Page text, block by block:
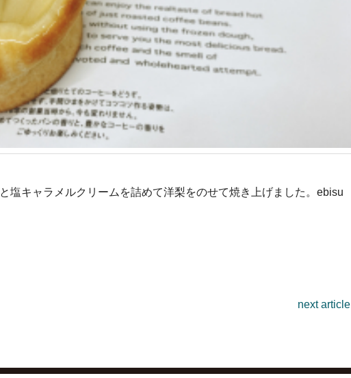
塩キャラメルクリームを詰めて洋梨をのせて焼き上げました。ebisu
next article